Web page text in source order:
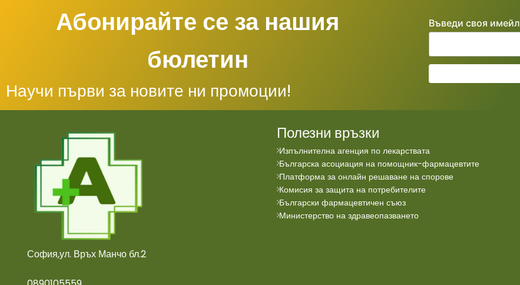
Абонирайте се за нашия
бюлетин
Научи първи за новите ни промоции!
Въведи своя имейл
София,ул. Връх Манчо бл.2
Полезни връзки
Изпълнителна агенция по лекарствата
Българска асоциация на помощник-фармацевтите
Платформа за онлайн решаване на спорове
Комисия за защита на потребителите
Български фармацевтичен съюз
Министерство на здравеопазването